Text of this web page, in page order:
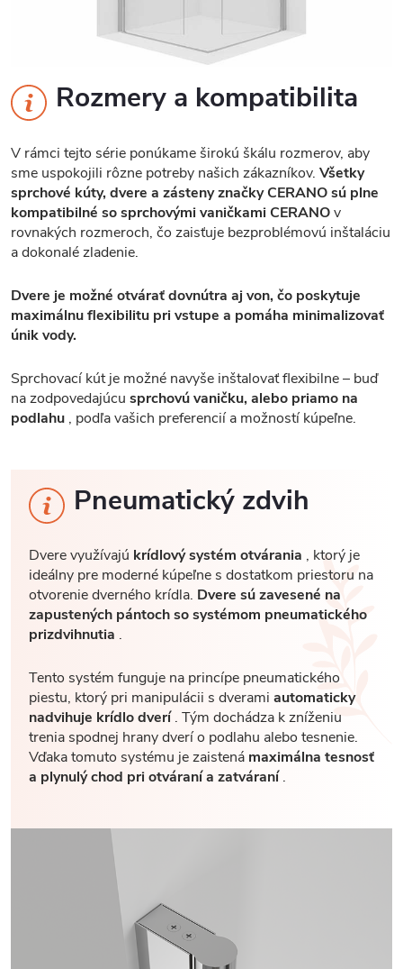
Rozmery a kompatibilita
V rámci tejto série ponúkame širokú škálu rozmerov, aby
sme uspokojili rôzne potreby našich zákazníkov. Všetky
sprchové kúty, dvere a zásteny značky CERANO sú plne
kompatibilné so sprchovými vaničkami CERANOv
rovnakých rozmeroch, čo zaisťuje bezproblémovú inštaláciu
a dokonalé zladenie.
Dvere je možné otvárať dovnútra aj von, čo poskytuje
maximálnu flexibilitu pri vstupe a pomáha minimalizovať
únik vody.
Sprchovací kút je možné navyše inštalovať flexibilne – buď
na zodpovedajúcu sprchovú vaničku, alebo priamo na
podlahu , podľa vašich preferencií a možností kúpeľne.
Pneumatický zdvih
Dvere využívajú krídlový systém otvárania , ktorý je
ideálny pre moderné kúpeľne s dostatkom priestoru na
otvorenie dverného krídla. Dvere sú zavesené na
zapustených pántoch so systémom pneumatického
prizdvihnutia .
Tento systém funguje na princípe pneumatického
piestu, ktorý pri manipulácii s dverami automaticky
nadvihuje krídlo dverí. Tým dochádza k zníženiu
trenia spodnej hrany dverí o podlahu alebo tesnenie.
Vďaka tomuto systému je zaistená maximálna tesnosť
a plynulý chod pri otváraní a zatváraní.